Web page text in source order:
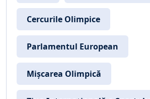
Cercurile Olimpice
Parlamentul European
Mișcarea Olimpică